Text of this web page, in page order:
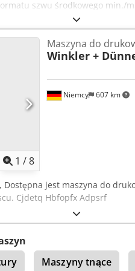
szwu środkowego min./
70g- 165g/m², wydajność
Dostępna
1 /8
Niemcy 607 km
Maszyna do
Winkler +
, Dostępna jest maszyna do
Cjdetq Hbfopfx Adpsrf
Maszyny tnące